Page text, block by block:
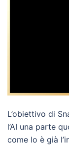
L’obiettivo di
l’AI una parte
come lo è già